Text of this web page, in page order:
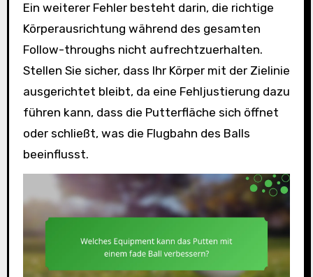
Ein weiterer Fehler besteht darin, die richtige
Körperausrichtung während des gesamten
Follow-throughs nicht aufrechtzuerhalten.
Stellen Sie sicher, dass Ihr Körper mit der Zielinie
ausgerichtet bleibt, da eine Fehljustierung dazu
führen kann, dass die Putterfläche sich öffnet
oder schließt, was die Flugbahn des Balls
beeinflusst.